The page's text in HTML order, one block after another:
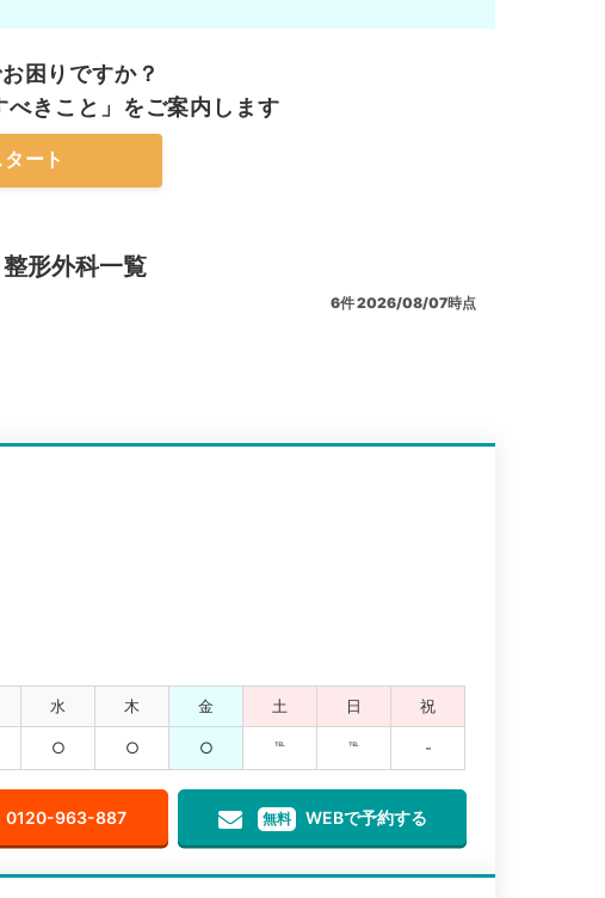
困りですか？
べきこと」をご案内します
タート
形外科一覧
6件2026/08/07時点
水 木 金 土 日 祝
○ ○ ○ ℡ ℡ -
0120-963-887 無料 WEBで予約する